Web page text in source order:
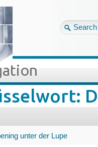
Forgot your
unter der Lupe